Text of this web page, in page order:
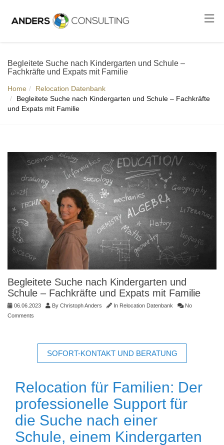
Begleitete Suche nach Kindergarten und Schule –
Fachkräfte und Expats mit Familie
Home
Relocation Datenbank
Begleitete Suche nach Kindergarten und Schule – Fachkräfte
und Expats mit Familie
Begleitete Suche nach Kindergarten und
Schule – Fachkräfte und Expats mit Familie
06.06.2023 By Christoph Anders In Relocation Datenbank
No
Comments
SOFORT-KONTAKT UND BERATUNG
Relocation für Familien: Der
professionelle Support für
die Suche nach einer
Schule, einem Kindergarten